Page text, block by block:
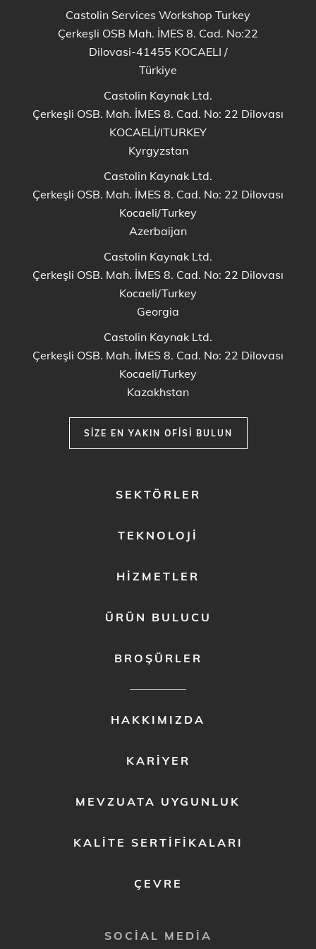
Castolin Services Workshop Turkey
Çerkeşli OSB Mah. İMES 8. Cad. No:22
Dilovasi-41455 KOCAELI /
Türkiye
Castolin Kaynak Ltd.
Çerkeşli OSB. Mah. İMES 8. Cad. No: 22 Dilovası
KOCAELİ/ITURKEY
Kyrgyzstan
Castolin Kaynak Ltd.
Çerkeşli OSB. Mah. İMES 8. Cad. No: 22 Dilovası
Kocaeli/Turkey
Azerbaijan
Castolin Kaynak Ltd.
Çerkeşli OSB. Mah. İMES 8. Cad. No: 22 Dilovası
Kocaeli/Turkey
Georgia
Castolin Kaynak Ltd.
Çerkeşli OSB. Mah. İMES 8. Cad. No: 22 Dilovası
Kocaeli/Turkey
Kazakhstan
SIZE EN YAKIN OFISI BULUN
SEKTÖRLER
TEKNOLOJI
HIZMETLER
ÜRÜN BULUCU
BROŞÜRLER
HAKKIMIZDA
KARIYER
MEVZUATA UYGUNLUK
KALITE SERTIFIKALARI
ÇEVRE
SOCIAL MEDIA